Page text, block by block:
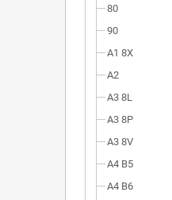
80
90
A1 8X
A2
A3 8L
A3 8P
A3 8V
A4 B5
A4 B6